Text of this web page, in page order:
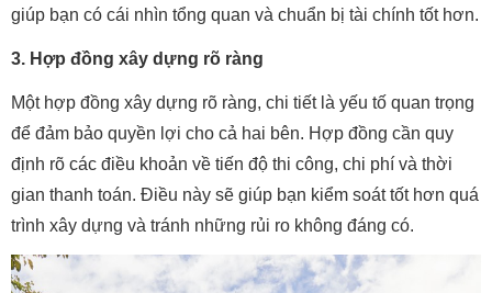
giúp bạn có cái nhìn tổng quan và chuẩn bị tài chính tốt hơn.
3. Hợp đồng xây dựng rõ ràng
Một hợp đồng xây dựng rõ ràng, chi tiết là yếu tố quan trọng
để đảm bảo quyền lợi cho cả hai bên. Hợp đồng cần quy
định rõ các điều khoản về tiến độ thi công, chi phí và thời
gian thanh toán. Điều này sẽ giúp bạn kiểm soát tốt hơn quá
trình xây dựng và tránh những rủi ro không đáng có.